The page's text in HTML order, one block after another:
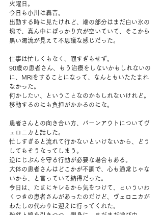
火曜日。
今日も小川は轟音。
出勤する時に見たけれど、端の部分はまだ白い氷の
塊で、真ん中にぽっかり穴が空いていて、そこから
黒い濁流が見えて不思議な感じだった。
仕事は忙しくもなく、暇すぎもせず。
90歳の患者さん、もう治療をしないかもしれないの
に、MRIをすることになって、なんともいたたまれ
なかった。
何かしたい、ということなのかもしれないけれど。
移動するのにも負担がかかるのにな。
患者さんとの向き合い方、バーンアウトについてヴ
ェロニカと話した。
忙しすぎると流れて行かないといけないから、どう
してもそうなってしまう。
逆にじぶんを守る行動が必要な場合もある。
大体の患者さんはどこかが不調で、心も通常じゃな
いから、と言っていて納得だった。
今日は、たまにキレるから気をつけて、といういわ
くつきの患者さんがあったのだけど、ヴェロニカが
わたしの代わりに迎えに行ってくれた。